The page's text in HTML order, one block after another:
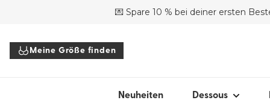
💌 Spare 10 % bei deiner ersten
Meine Größe finden
Neuheiten Dessous
Bodys